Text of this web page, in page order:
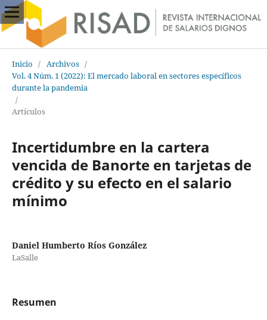
Inicio / Archivos /
Vol. 4 Núm. 1 (2022): El mercado laboral en sectores específicos
durante la pandemia
/
Artículos
Incertidumbre en la cartera
vencida de Banorte en tarjetas de
crédito y su efecto en el salario
mínimo
Daniel Humberto Ríos González
LaSalle
Resumen